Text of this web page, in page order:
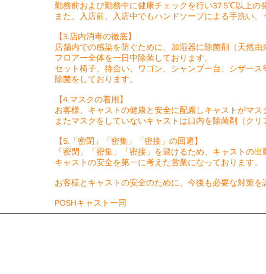
勤務前および勤務中に健康チェックを行い37.5℃以上の
また、入店前、入店中でもハンドソープによる手洗い
【3.店内消毒の徹底】
店舗内での感染を防ぐために、加湿器に除菌剤（天然
フロアー全体を一日中除菌しております。
セット椅子、待合い、ワゴン、シャンプー台、シザー
除菌をしております。
【4.マスクの着用】
お客様、キャストの健康と安全に配慮しキャストがマ
またマスクをしていないキャストは口内を除菌剤（ク
【5.「密閉」「密集」「密接」の回避】
「密閉」「密集」「密接」を避けるため、キャストの
キャストの安全を第一に考えた営業になっております。
お客様とキャストの安全のために、今後も必要な対策
​POSHキャスト一同